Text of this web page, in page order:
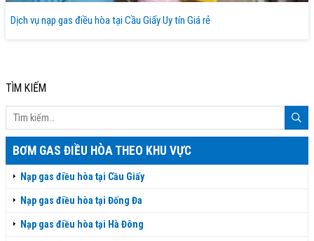
Dịch vụ nạp gas điều hòa tại Cầu Giấy Uy tín Giá rẻ
TÌM KIẾM
BƠM GAS ĐIỀU HÒA THEO KHU VỰC
Nạp gas điều hòa tại Cầu Giấy
Nạp gas điều hòa tại Đống Đa
Nạp gas điều hòa tại Hà Đông